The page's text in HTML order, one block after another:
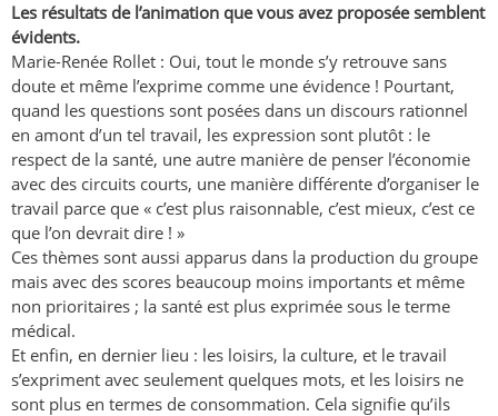
Les résultats de l’animation que vous avez proposée semblent
évidents.
Marie-Renée Rollet : Oui, tout le monde s’y retrouve sans
doute et même l’exprime comme une évidence ! Pourtant,
quand les questions sont posées dans un discours rationnel
en amont d’un tel travail, les expression sont plutôt : le
respect de la santé, une autre manière de penser l’économie
avec des circuits courts, une manière différente d’organiser le
travail parce que « c’est plus raisonnable, c’est mieux, c’est ce
que l’on devrait dire ! »
Ces thèmes sont aussi apparus dans la production du groupe
mais avec des scores beaucoup moins importants et même
non prioritaires ; la santé est plus exprimée sous le terme
médical.
Et enfin, en dernier lieu : les loisirs, la culture, et le travail
s’expriment avec seulement quelques mots, et les loisirs ne
sont plus en termes de consommation. Cela signifie qu’ils